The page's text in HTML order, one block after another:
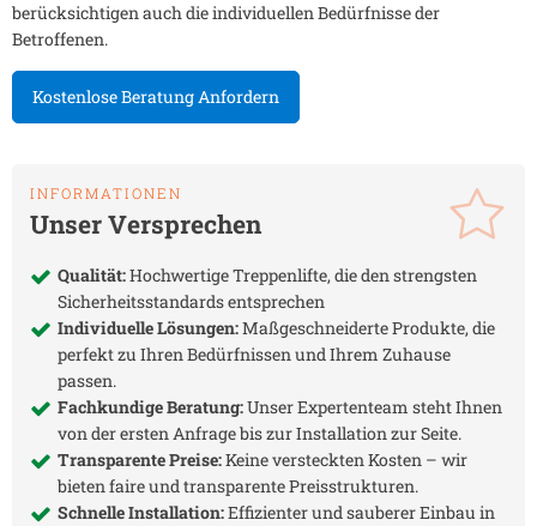
berücksichtigen auch die individuellen Bedürfnisse der
Betroffenen.
Kostenlose Beratung Anfordern
INFORMATIONEN
Unser Versprechen
Qualität:Hochwertige Treppenlifte, die den strengsten
Sicherheitsstandards entsprechen
Individuelle Lösungen:Maßgeschneiderte Produkte, die
perfekt zu Ihren Bedürfnissen und Ihrem Zuhause
passen.
Fachkundige Beratung:Unser Expertenteam steht Ihnen
von der ersten Anfrage bis zur Installation zur Seite.
Transparente Preise:Keine versteckten Kosten – wir
bieten faire und transparente Preisstrukturen.
Schnelle Installation:Effizienter und sauberer Einbau in